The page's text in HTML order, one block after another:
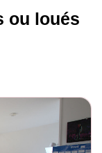
ou loués